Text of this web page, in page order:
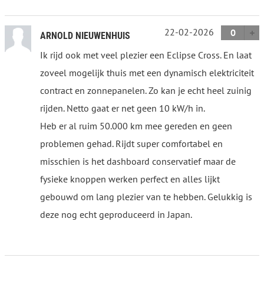
ARNOLD NIEUWENHUIS 22-02-2026
0
Ik rijd ook met veel plezier een Eclipse Cross. En laat
zoveel mogelijk thuis met een dynamisch elektriciteit
contract en zonnepanelen. Zo kan je echt heel zuinig
rijden. Netto gaat er net geen 10 kW/h in.
Heb er al ruim 50.000 km mee gereden en geen
problemen gehad. Rijdt super comfortabel en
misschien is het dashboard conservatief maar de
fysieke knoppen werken perfect en alles lijkt
gebouwd om lang plezier van te hebben. Gelukkig is
deze nog echt geproduceerd in Japan.